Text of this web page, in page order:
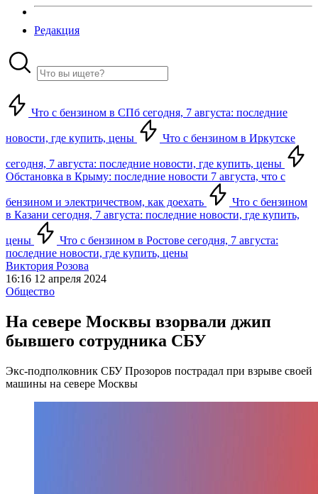
Редакция
Что с бензином в СПб сегодня, 7 августа: последние
новости, где купить, цены Что с бензином в Иркутске
сегодня, 7 августа: последние новости, где купить, цены
Обстановка в Крыму: последние новости 7 августа, что с
бензином и электричеством, как доехать
Что с бензином
в Казани сегодня, 7 августа: последние новости, где купить,
цены
Что с бензином в Ростове сегодня, 7 августа:
последние новости, где купить, цены
Виктория Розова
16:16 12 апреля 2024
Общество
На севере Москвы взорвали джип
бывшего сотрудника СБУ
Экс-подполковник СБУ Прозоров пострадал при взрыве своей
машины на севере Москвы